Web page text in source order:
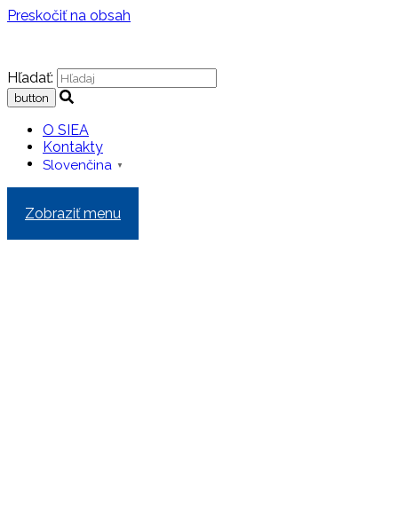
Preskočiť na obsah
Hľadať:
O SIEA
Kontakty
Slovenčina ▼
Zobraziť menu